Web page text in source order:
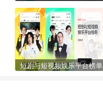
短剧与短视频娱乐平台榜单